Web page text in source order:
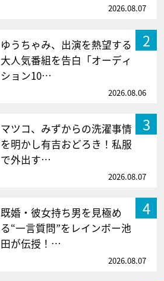
2026.08.07
2
ゆうちゃみ、出演を熱望する
大人気番組を告白「オーディ
ション10…
2026.08.06
3
マツコ、みずからの洗濯事情
を明かし有吉おどろき！私服
で外出す…
2026.08.07
4
既婚・彼女持ち男を見極め
る“一言質問”をレインボー池
田が伝授！…
2026.08.07